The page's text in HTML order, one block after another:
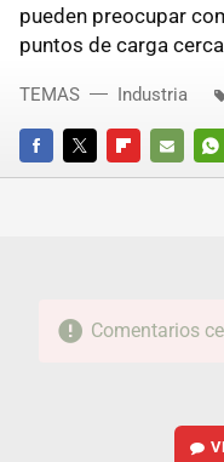
pueden preocupar
puntos de carga
FACEBOOKTWITTERFLIPBOARD
E-
TEMAS Industria
Comentarios